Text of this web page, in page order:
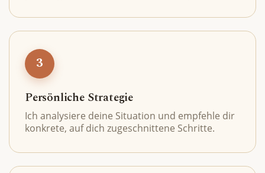
3
Persönliche Strategie
Ich analysiere deine Situation und empfehle dir
konkrete, auf dich zugeschnittene Schritte.